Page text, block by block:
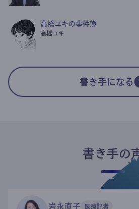
高橋ユキの事件簿
高橋ユキ
書き手になる
書き手の
岩永直子 医療記者